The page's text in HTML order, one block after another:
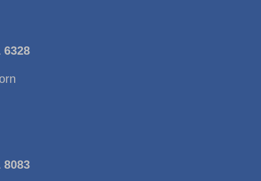
6328
8083